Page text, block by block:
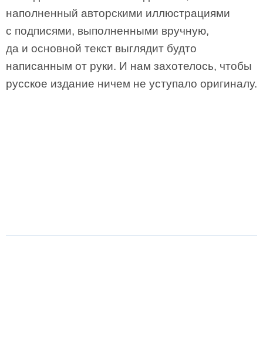
наполненный авторскими иллюстрациями
с подписями, выполненными вручную,
да и основной текст выглядит будто
написанным от руки. И нам захотелось, чтобы
русское издание ничем не уступало оригиналу.